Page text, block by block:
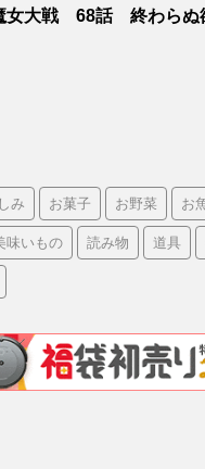
女大戦 68話 終わらぬ
み お菓子 お野菜 お
味いもの 読み物 道具